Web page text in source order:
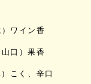
ワイン香
口）果香
こく、辛口